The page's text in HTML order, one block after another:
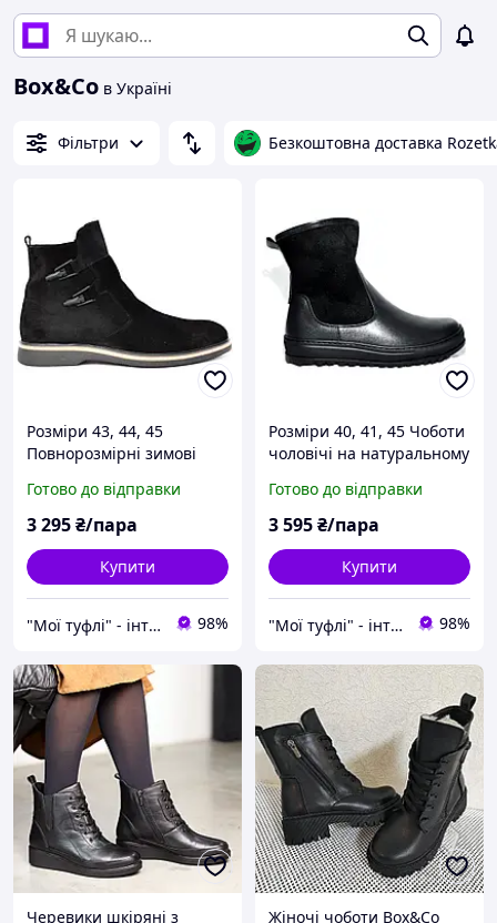
Box&Co в Україні
Фільтри Безкоштовна доставка
Розміри 43, 44, 45
Повнорозмірні зимові
натуральної замші Box
16176
Готово до відправки
3 295₴/пара
Купити
"Мої туфлі" - інтернет магазин взуття на всі випадки життя. 98%
Розміри 40, 41, 45 Чоботи
чоловічі на натуральному
шкіри і овчини
Готово до відправки
3 595₴/пара
Купити
"Мої туфлі" - інтернет магазин взуття на всі випадки життя. 98%
Черевики шкіряні з Жіночі чоботи Box&Co